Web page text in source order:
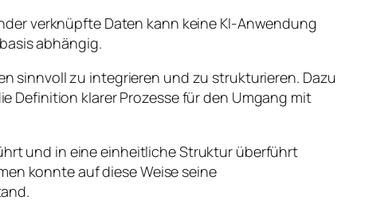
verknüpfte Daten kann keine KI-Anwendung
abhängig.
sinnvoll zu integrieren und zu strukturieren. Dazu
Definition klarer Prozesse für den Umgang mit
und in eine einheitliche Struktur überführt
konnte auf diese Weise seine